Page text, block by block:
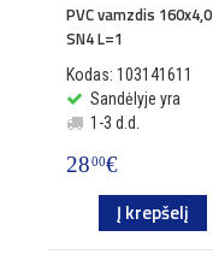
PVC vamzdis 160x4,0
SN4 L=1
Kodas: 103141611
Sandėlyje yra
1-3 d.d.
2800€
Į krepšelį